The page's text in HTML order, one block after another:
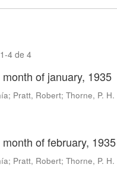
4 de 4
of january, 1935
; Pratt, Robert; Thorne, P. H.
of february, 1935
; Pratt, Robert; Thorne, P. H.